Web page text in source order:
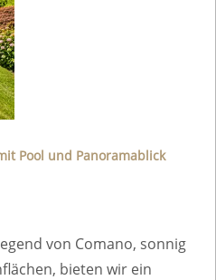
Pool und Panoramablick
von Comano, sonnig
bieten wir ein